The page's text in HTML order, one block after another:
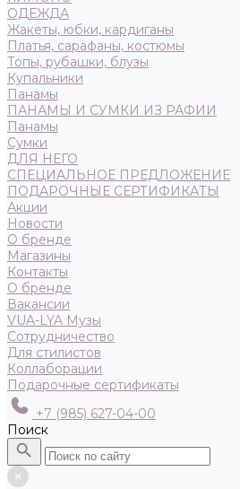
ОДЕЖДА
Жакеты, юбки, кардиганы
Платья, сарафаны, костюмы
Топы, рубашки, блузы
Купальники
Панамы
ПАНАМЫ И СУМКИ ИЗ РАФИИ
Панамы
Сумки
ДЛЯ НЕГО
СПЕЦИАЛЬНОЕ ПРЕДЛОЖЕНИЕ
ПОДАРОЧНЫЕ СЕРТИФИКАТЫ
Акции
Новости
О бренде
Магазины
Контакты
О бренде
Вакансии
VUA-LYA Музы
Сотрудничество
Для стилистов
Коллаборации
Подарочные сертификаты
+7 (985) 627-04-00
Поиск